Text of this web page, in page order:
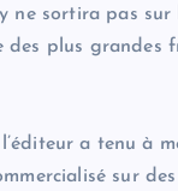
sortira pas sur
plus grandes
a tenu à
sur